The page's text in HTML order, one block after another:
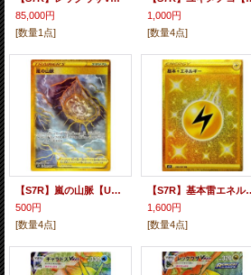
85,000円
[数量1点]
1,000円
[数量4点]
【S7R】嵐の山脈【UR】
500円
[数量4点]
【S7R】基本雷
1,600円
[数量4点]